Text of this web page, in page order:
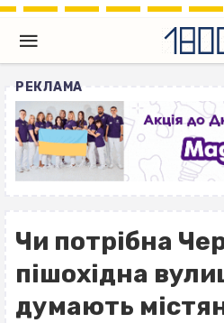
РЕКЛАМА
Чи потрібна
пішохідна
думають